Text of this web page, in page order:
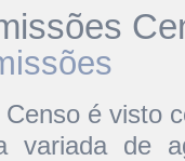
Censo é visto
variada de